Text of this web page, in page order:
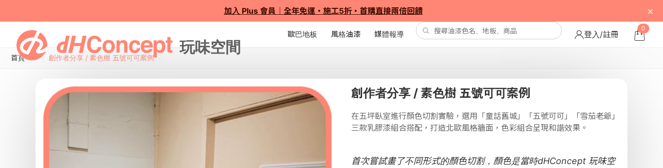
加入 Plus 會員｜全年免運・施工5折・首購直接兩倍回饋 ×
歐巴地板 風格油漆 媒體報導 登入/註冊
0
首頁 創作者分享 / 素色樹 五號可可案例
創作者分享 / 素色樹 五號可可案例
在五坪臥室進行顏色切割實驗，選用「童話舊城」「五號可可」「雪茄老爺」
三款乳膠漆組合搭配，打造北歐風格牆面，色彩組合呈現和諧效果。
首次嘗試畫了不同形式的顏色切割，顏色是當時dHConcept 玩味空